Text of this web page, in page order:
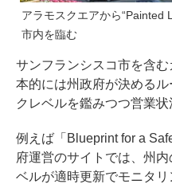
アラモスクエアから“Painted
市内を臨む
サンフランシスコ市を含
本的には州政府が決める
クレベルを鑑みつつ営業状
例えば「 Blueprint for a
府運営のサイトでは、州
ベルが適時更新でモニタ